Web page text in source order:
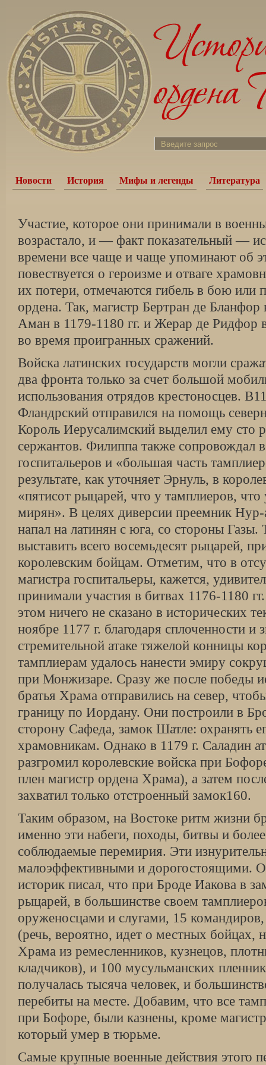
Новости История Мифы и легенды Литература
Участие, которое они принимали в
возрастало, и — факт показательный —
времени все чаще и чаще упоминают об
повествуется о ге­роизме и отваге
их потери, отмеча­ются гибель в бою или
ордена. Так, магистр Бертран де
Аман в 1179-1180 гг. и Жерар де Ридфор
во время проигранных сражений.
Войска латинских государств могли
два фронта только за счет большой
исполь­зования отрядов крестоносцев.
Фландрский отпра­вился на помощь
Король Иерусалимский выделил ему сто
сержантов. Филиппа также сопровождал
госпитальеров и «большая часть
результате, как уточняет Эрнуль, в
«пятисот рыцарей, что у тамплиеров, что
мирян». В целях диверсии преемник
напал на латинян с юга, со стороны
выставить всего восемьдесят рыцарей,
королевским бойцам. Отметим, что в
магистра госпитальеры, кажется,
прини­мали участия в битвах 1176-1180
этом ни­чего не сказано в исторических
ноябре 1177 г. благодаря сплоченности и
стремительной атаке тяжелой конницы
тамплиерам удалось на­нести эмиру
при Монжизаре. Сразу же после победы
братья Храма отправились на север,
границу по Иордану. Они построи­ли в
сторону Сафеда, замок Шатле: охра­нять
храмовникам. Однако в 1179 г. Саладин
разгромил королевские войска при
плен магистр ордена Храма), а затем
захватил только отстроенный замок160.
Таким образом, на Востоке ритм жизни
именно эти набеги, походы, битвы и
соблюдаемые перемирия. Эти
малоэффективными и дорогостоящими.
историк писал, что при Броде Иакова в
рыцарей, в большинстве своем
оруженосцами и слугами, 15
(речь, вероятно, идет о местных бойцах,
Храма из ремесленников, кузнецов,
кладчиков), и 100 мусульманских
получалась тысяча человек, и
перебиты на месте. Добавим, что все
при Бофоре, были казнены, кроме
который умер в тюрьме.
Самые крупные военные действия этого